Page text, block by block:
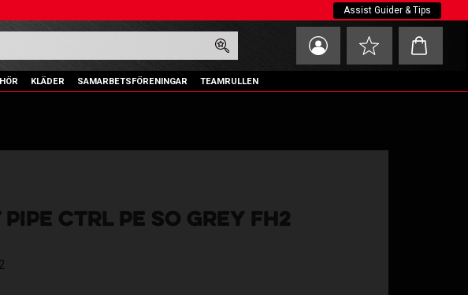
Assist Guider & Tips
Favoriter
Kundvagn
KLÄDER SAMARBETSFÖRENINGAR TEAMRULLEN
PIPE CTRL PE SO GREY FH2